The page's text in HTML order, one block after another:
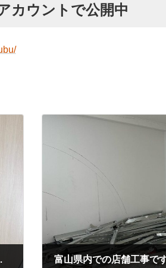
カウントで公開中
た。 #改装工事 #店舗内装 …